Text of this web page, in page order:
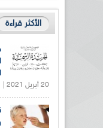
الأكثر قراءة
20 أبريل 2021 |